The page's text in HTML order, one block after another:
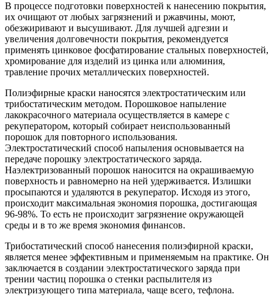
В процессе подготовки поверхностей к нанесению покрытия,
их очищают от любых загрязнений и ржавчины, моют,
обезжиривают и высушивают. Для лучшей адгезии и
увеличения долговечности покрытия, рекомендуется
применять цинковое фосфатирование стальных поверхностей,
хромирование для изделий из цинка или алюминия,
травление прочих металлических поверхностей.
Полиэфирные краски наносятся электростатическим или
трибостатическим методом. Порошковое напыление
лакокрасочного материала осуществляется в камере с
рекуператором, который собирает неиспользованный
порошок для повторного использования.
Электростатический способ напыления основывается на
передаче порошку электростатического заряда.
Наэлектризованный порошок наносится на окрашиваемую
поверхность и равномерно на ней удерживается. Излишки
просыпаются и удаляются в рекуператор. Исходя из этого,
происходит максимальная экономия порошка, достигающая
96-98%. То есть не происходит загрязнение окружающей
среды и в то же время экономия финансов.
Трибостатический способ нанесения полиэфирной краски,
является менее эффективным и применяемым на практике. Он
заключается в создании электростатического заряда при
трении частиц порошка о стенки распылителя из
электризующего типа материала, чаще всего, тефлона.